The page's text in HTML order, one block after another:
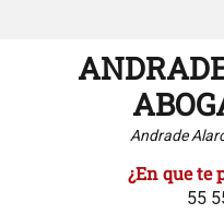
Andrade
¿En que te
55